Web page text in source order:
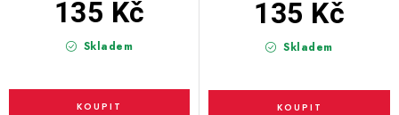
Skladem
135 Kč
Skladem
135 Kč